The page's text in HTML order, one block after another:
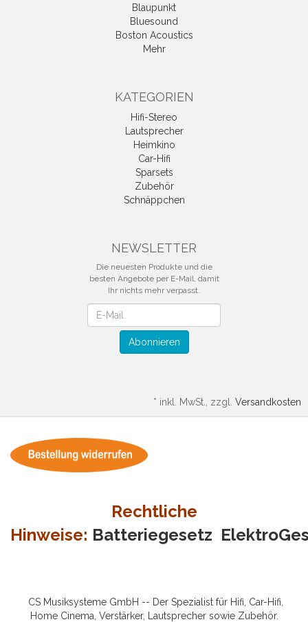
Blaupunkt
Bluesound
Boston Acoustics
Mehr
KATEGORIEN
Hifi-Stereo
Lautsprecher
Heimkino
Car-Hifi
Sparsets
Zubehör
Schnäppchen
NEWSLETTER
Die neuesten Produkte und die
besten Angebote per E-Mail, damit
Ihr nichts mehr verpasst.
Abonnieren
* inkl. MwSt., zzgl. Versandkosten
Rechtliche
Hinweise: Batteriegesetz
CS Musiksysteme GmbH -- Der Spezialist für Hifi, Car-Hifi,
Home Cinema, Verstärker, Lautsprecher sowie Zubehör.